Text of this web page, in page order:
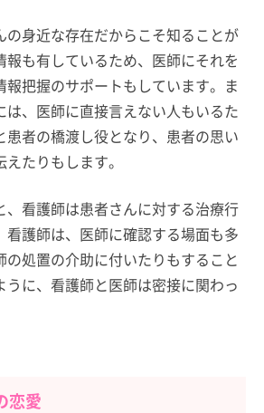
の身近な存在だからこそ知ることが
報も有しているため、医師にそれを
把握のサポートもしています。ま
は、医師に直接言えない人もいるた
患者の橋渡し役となり、患者の思い
たりもします。
、看護師は患者さんに対する治療行
看護師は、医師に確認する場面も多
の処置の介助に付いたりもすること
うに、看護師と医師は密接に関わっ
恋愛